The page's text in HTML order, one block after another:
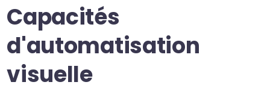
Capacités
d'automatisation
visuelle